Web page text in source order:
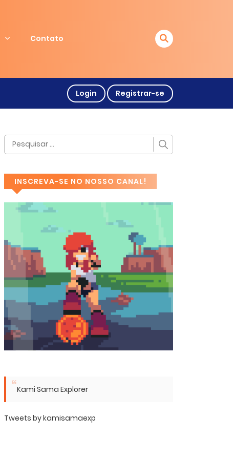
Contato
Login Registrar-se
INSCREVA-SE NO NOSSO CANAL!
Kami Sama Explorer
Tweets by kamisamaexp